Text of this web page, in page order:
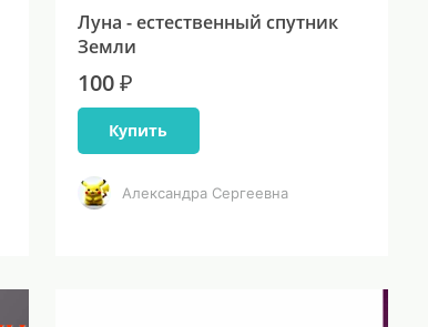
Луна - естественный спутник
Земли
100 ₽
Купить
Александра Сергеевна